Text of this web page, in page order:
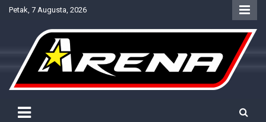
SkipPetak, 7 Augusta, 2026
NTV Arena